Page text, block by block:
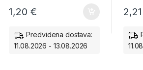
1,20 €
Predvidena dostava:
11.08.2026 - 13.08.2026